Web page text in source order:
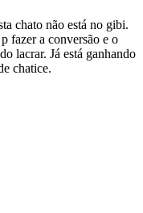
chato não está no gibi.
fazer a conversão e o
lacrar. Já está ganhando
chatice.